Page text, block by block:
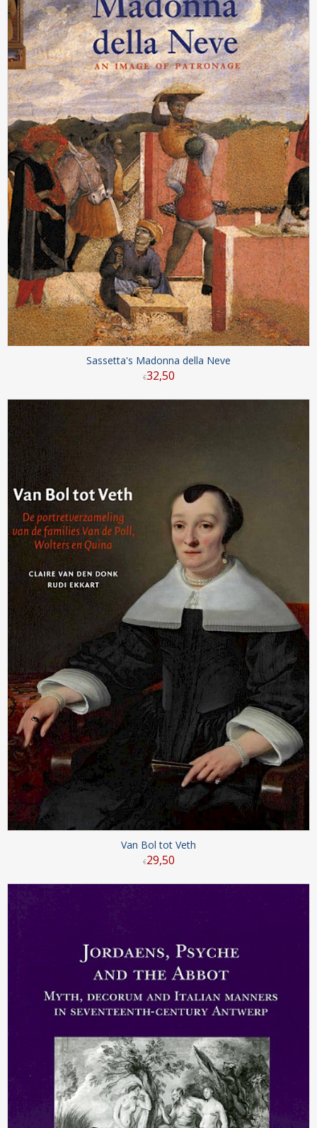
Sassetta's Madonna della Neve
€32,50
Van Bol tot Veth
€29,50